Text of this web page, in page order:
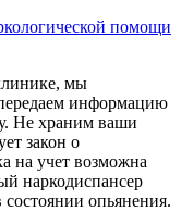
помощи
мы
информацию
Не храним ваши
закон о
на учет возможна
наркодиспансер
опьянения.